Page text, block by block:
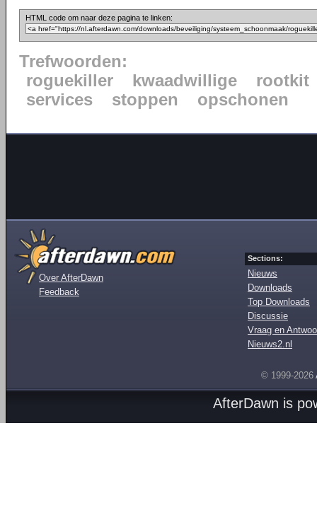
HTML code om naar deze pagina te linken:
Trefwoorden:
roguekiller
kwaadwillige
rootkit
services
stoppen opschonen
Over AfterDawn
Feedback
Sections:
Nieuws
Downloads
Top Downloads
Discussie
Vraag en
Nieuws2.nl
© 1999-2026
AfterDawn is